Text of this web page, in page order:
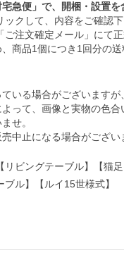
急便」で、開梱・設置を
して、内容をご確認下
注文確定メール」にて正
商品1個につき1回分の送
いる場合がございますが
って、画像と実物の色合
せ。
中止になる場合がござい
ビングテーブル】【猫
ブル】【ルイ15世様式】